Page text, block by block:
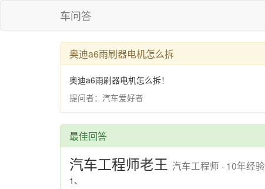
车问答
奥迪a6雨刷器电机怎么拆
奥迪a6雨刷器电机怎么拆！
提问者：汽车爱好者
最佳回答
汽车工程师老王 汽车工程师 · 10年经验
1、